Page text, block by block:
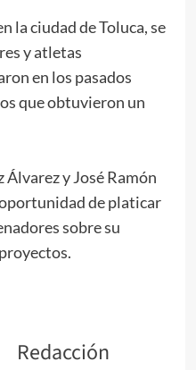
la ciudad de Toluca, se
y atletas
en los pasados
que obtuvieron un
y José Ramón
de platicar
sobre su
Redacción